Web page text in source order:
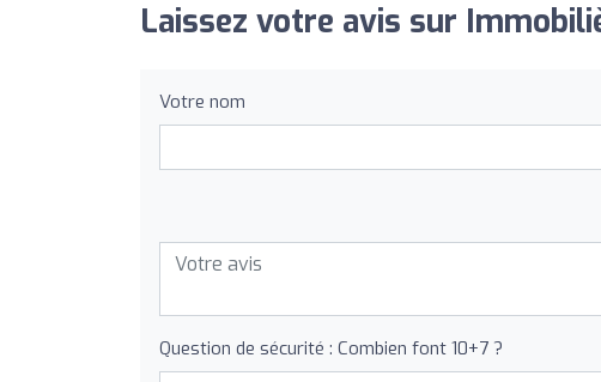
Laissez votre avis sur
Votre nom
Question de sécurité : Combien font 10+7 ?